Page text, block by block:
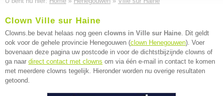
Clown Ville sur Haine
Clowns.be bevat helaas nog geen clowns in Ville sur Haine. Dit geldt
ook voor de gehele provincie Henegouwen (clown Henegouwen). Voer
bovenaan deze pagina uw postcode in voor de dichtstbijzijnde clowns of
ga naar direct contact met clowns om via één e-mail in contact te komen
met meerdere clowns tegelijk. Hieronder worden nu overige resultaten
getoond.